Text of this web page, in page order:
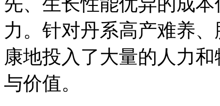
力。针对丹系高产难养
康地投入了大量的人力
与价值。